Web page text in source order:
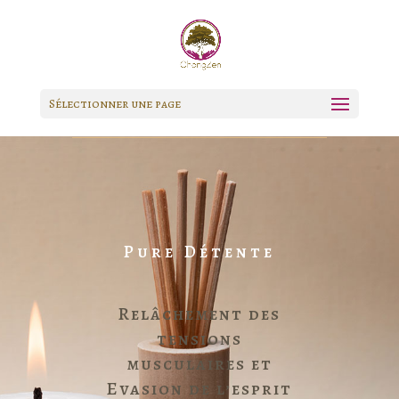
Sélectionner une page
Pure Détente
Relâchement des
tensions
musculaires et
Evasion de l’esprit